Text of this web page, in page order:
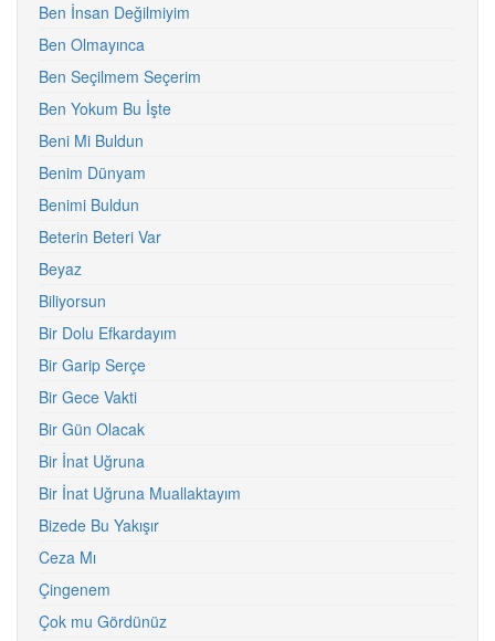
Ben İnsan Değilmiyim
Ben Olmayınca
Ben Seçilmem Seçerim
Ben Yokum Bu İşte
Beni Mi Buldun
Benim Dünyam
Benimi Buldun
Beterin Beteri Var
Beyaz
Biliyorsun
Bir Dolu Efkardayım
Bir Garip Serçe
Bir Gece Vakti
Bir Gün Olacak
Bir İnat Uğruna
Bir İnat Uğruna Muallaktayım
Bizede Bu Yakışır
Ceza Mı
Çingenem
Çok mu Gördünüz